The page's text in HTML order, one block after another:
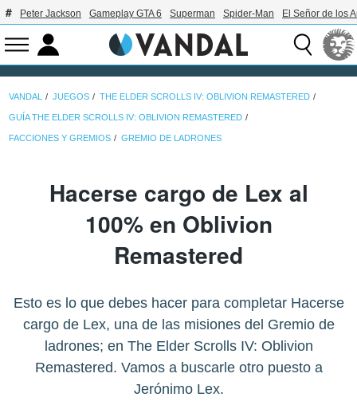
Peter Jackson Gameplay GTA 6 Superman Spider-Man El Señor de los
VANDAL JUEGOS THE ELDER SCROLLS IV: OBLIVION REMASTERED
GUÍA THE ELDER SCROLLS IV: OBLIVION REMASTERED
FACCIONES Y GREMIOS GREMIO DE LADRONES
Hacerse cargo de Lex al
100% en Oblivion
Remastered
Esto es lo que debes hacer para completar Hacerse
cargo de Lex, una de las misiones del Gremio de
ladrones; en The Elder Scrolls IV: Oblivion
Remastered. Vamos a buscarle otro puesto a
Jerónimo Lex.